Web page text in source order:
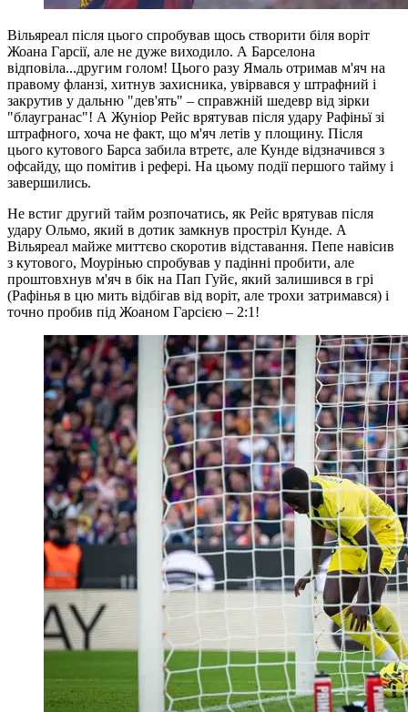
Вільяреал після цього спробував щось створити біля воріт
Жоана Гарсії, але не дуже виходило. А Барселона
відповіла...другим голом! Цього разу Ямаль отримав м'яч на
правому фланзі, хитнув захисника, увірвався у штрафний і
закрутив у дальню "дев'ять" – справжній шедевр від зірки
"блаугранас"! А Жуніор Рейс врятував після удару Рафіньї зі
штрафного, хоча не факт, що м'яч летів у площину. Після
цього кутового Барса забила втретє, але Кунде відзначився з
офсайду, що помітив і рефері. На цьому події першого тайму і
завершились.
Не встиг другий тайм розпочатись, як Рейс врятував після
удару Ольмо, який в дотик замкнув простріл Кунде. А
Вільяреал майже миттєво скоротив відставання. Пепе навісив
з кутового, Моурінью спробував у падінні пробити, але
проштовхнув м'яч в бік на Пап Гуйє, який залишився в грі
(Рафінья в цю мить відбігав від воріт, але трохи затримався) і
точно пробив під Жоаном Гарсією – 2:1!